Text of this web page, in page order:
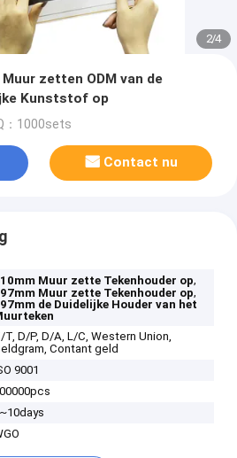
2/4
zetten ODM van de
Kunststof op
：1000sets
Contact nu
Muur zette Tekenhouder op,
Muur zette Tekenhouder op,
de Duidelijke Houder van het
T, D/P, D/A, L/C, Western Union,
Contant geld
9001